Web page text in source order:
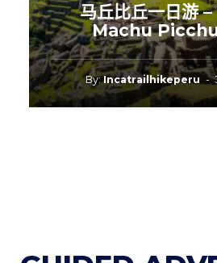
马丘比丘一日游
Machu
By:Incatrailhikeperu -